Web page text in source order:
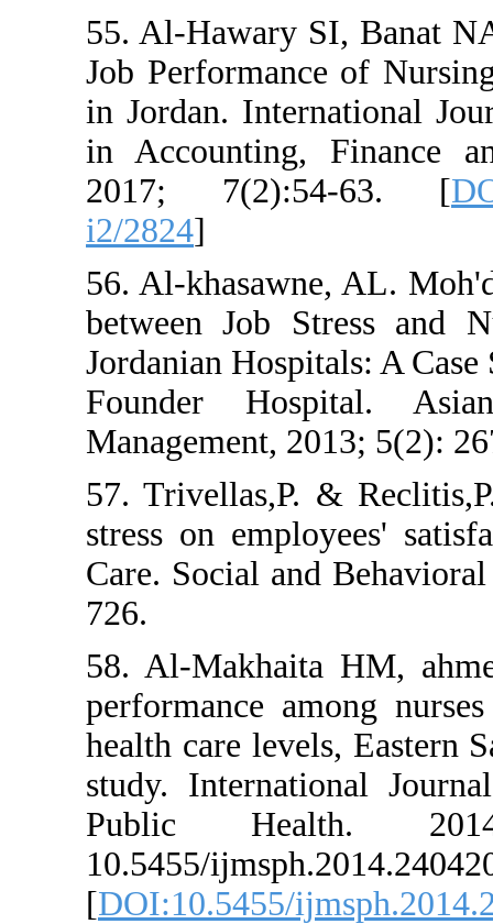
55. Al-Hawary SI,
Job Performance
in Jordan.
in Accounting,
2017;
56. Al-khasawne,
between Job
Jordanian
Founder
Management,
57. Trivellas,P. &
stress on
Care. Social and
58. Al-Makhaita
performance
health care levels,
study.
Public
10.5455/
[DOI:10.5455/